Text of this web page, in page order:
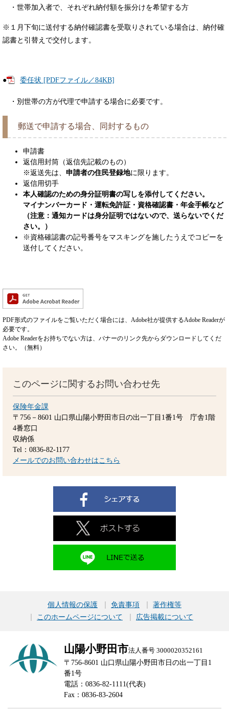
・世帯加入者で、それぞれ納付額を振分けを希望する方
※１月下旬に送付する納付確認書を受取りされている場合は、納付確
認書と引替えで交付します。
● 委任状 [PDFファイル／84KB]
・別世帯の方が代理で申請する場合に必要です。
郵送で申請する場合、同封するもの
申請書
返信用封筒（返信先記載のもの）
※返送先は、 申請者の住民登録地に限ります。
返信用切手
本人確認のための身分証明書の写しを添付してください。
マイナンバーカード・運転免許証・資格確認書・年金手帳など
（注意：通知カードは身分証明ではないので、送らないでくだ
さい。）
※資格確認書の記号番号をマスキングを施したうえでコピーを
送付してください。
PDF形式のファイルをご覧いただく場合には、Adobe社が提供するAdobe Readerが
必要です。
Adobe Readerをお持ちでない方は、バナーのリンク先からダウンロードしてくだ
さい。（無料）
このページに関するお問い合わせ先
保険年金課
〒756－8601 山口県山陽小野田市日の出一丁目1番1号 庁舎1階
4番窓口
収納係
Tel：0836-82-1177
メールでのお問い合わせはこちら
個人情報の保護 免責事項
著作権等
このホームページについて
広告掲載について
山陽小野田市法人番号 3000020352161
〒756-8601 山口県山陽小野田市日の出一丁目1
番1号
電話：0836-82-1111(代表)
Fax：0836-83-2604